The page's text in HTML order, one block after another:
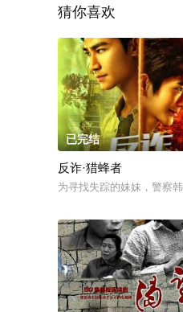
猜你喜欢
已完结
反诈·猎蜂者
为寻找失踪的妹妹，警察